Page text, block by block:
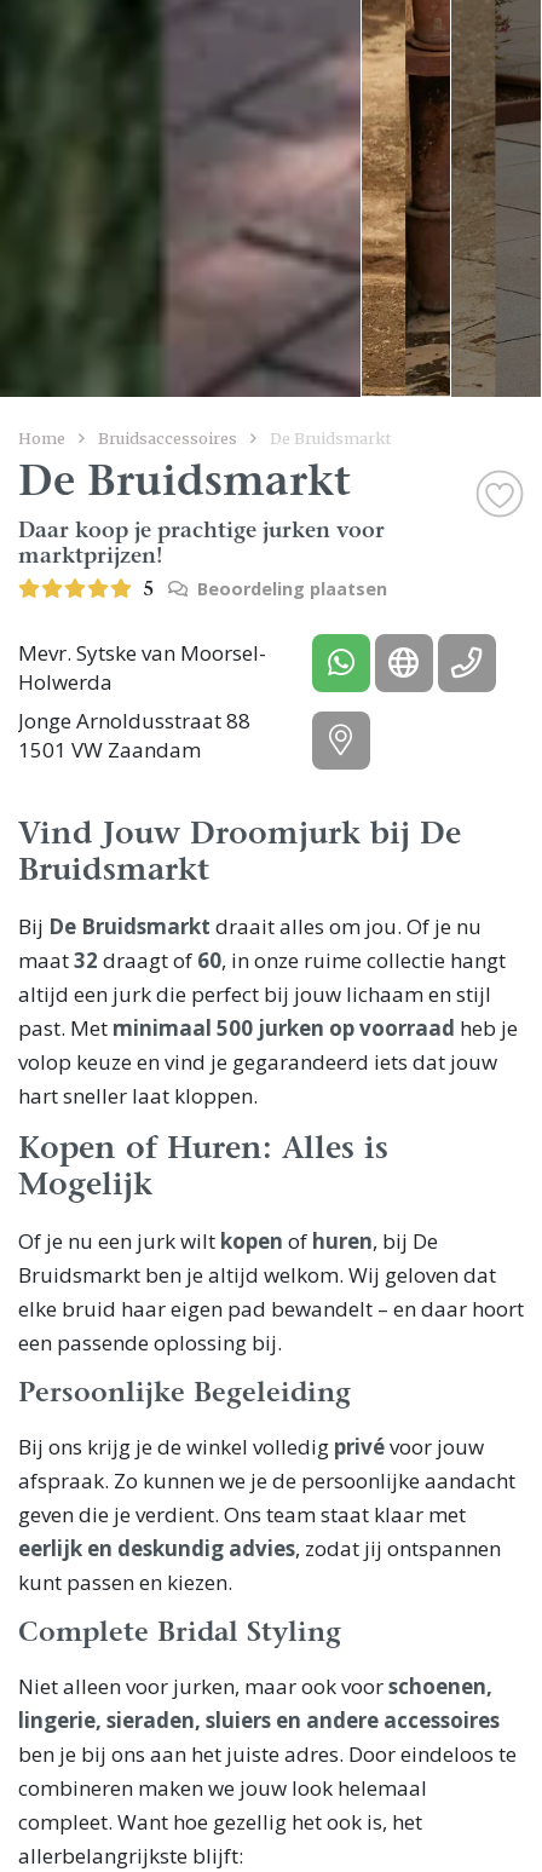
Home Bruidsaccessoires De Bruidsmarkt
De Bruidsmarkt
Daar koop je prachtige jurken voor
marktprijzen!
5 Beoordeling plaatsen
Mevr. Sytske van Moorsel-
Holwerda
Jonge Arnoldusstraat 88
1501 VW Zaandam
Vind Jouw Droomjurk bij De
Bruidsmarkt
Bij De Bruidsmarkt draait alles om jou. Of je nu
maat32 draagt of 60, in onze ruime collectie hangt
altijd een jurk die perfect bij jouw lichaam en stijl
past. Met minimaal 500 jurken op voorraad heb je
volop keuze en vind je gegarandeerd iets dat jouw
hart sneller laat kloppen.
Kopen of Huren: Alles is
Mogelijk
Of je nu een jurk wilt kopen of huren, bij De
Bruidsmarkt ben je altijd welkom. Wij geloven dat
elke bruid haar eigen pad bewandelt – en daar hoort
een passende oplossing bij.
Persoonlijke Begeleiding
Bij ons krijg je de winkel volledig privévoor jouw
afspraak. Zo kunnen we je de persoonlijke aandacht
geven die je verdient. Ons team staat klaar met
eerlijk en deskundig advies, zodat jij ontspannen
kunt passen en kiezen.
Complete Bridal Styling
Niet alleen voor jurken, maar ook voorschoenen,
lingerie, sieraden, sluiers en andere accessoires
ben je bij ons aan het juiste adres. Door eindeloos te
combineren maken we jouw look helemaal
compleet. Want hoe gezellig het ook is, het
allerbelangrijkste blijft: